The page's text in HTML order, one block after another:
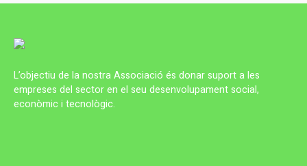
L’objectiu de la nostra Associació és donar suport a les
empreses del sector en el seu desenvolupament social,
econòmic i tecnològic.